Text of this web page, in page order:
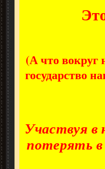
(А что вокруг
государство
Участвуя в
потерять в